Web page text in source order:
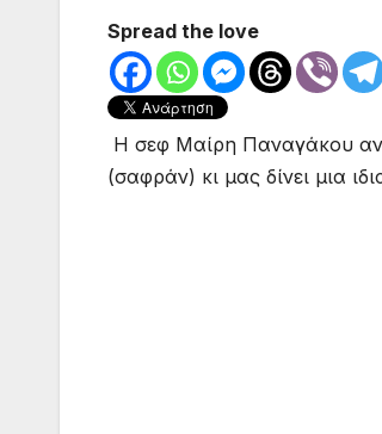
Spread the love
Η σεφ Μαίρη Παναγάκου
(σαφράν) κι μας δίνει μια